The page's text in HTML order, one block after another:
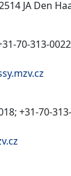
JA Den
70-313-0022
+31-70-